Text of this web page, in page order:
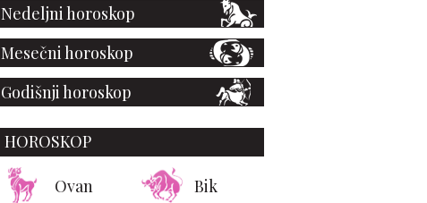
Nedeljni horoskop
Mesečni horoskop
Godišnji horoskop
HOROSKOP
Ovan Bik